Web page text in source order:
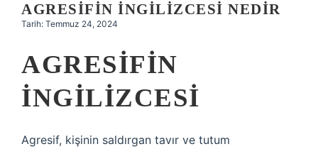
AGRESIFIN INGILIZCESI NEDIR
Tarih: Temmuz 24, 2024
AGRESIFIN
İNGILIZCESI
Agresif, kişinin saldırgan tavır ve tutum